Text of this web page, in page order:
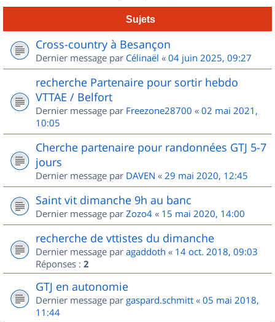
Sujets
Cross-country à Besançon
Dernier message par Célinaël « 04 juin 2025, 09:27
recherche Partenaire pour sortir hebdo
VTTAE / Belfort
Dernier message par Freezone28700 « 02 mai 2021,
10:05
Cherche partenaire pour randonnées GTJ 5-7
jours
Dernier message par DAVEN « 29 mai 2020, 12:45
Saint vit dimanche 9h au banc
Dernier message par Zozo4 « 15 mai 2020, 14:00
recherche de vttistes du dimanche
Dernier message par agaddoth « 14 oct. 2018, 09:03
Réponses : 2
GTJ en autonomie
Dernier message par gaspard.schmitt « 05 mai 2018,
11:44